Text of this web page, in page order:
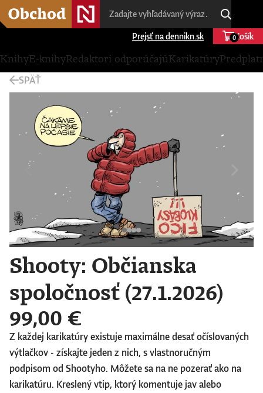
Prejsť na dennikn.sk Košík
0
KnihyE-knihyRedaktori odporúčajúKarikatúry
SPÄŤ
Shooty: Občianska
spoločnosť (27.1.2026)
99,00 €
Z každej karikatúry existuje maximálne desať očíslovaných
výtlačkov - získajte jeden z nich, s vlastnoručným
podpisom od Shootyho. Môžete sa na ne pozerať ako na
karikatúru. Kreslený vtip, ktorý komentuje jav alebo